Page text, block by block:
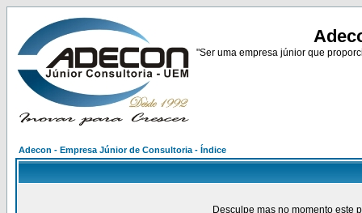
"Ser uma empresa júnior que
Adecon - Empresa Júnior de Consultoria - Índice
Desculpe mas no momento este